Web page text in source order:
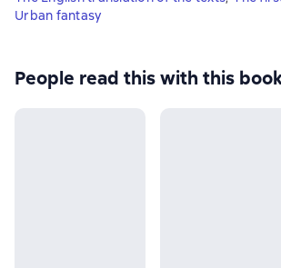
Urban fantasy
People read this with this